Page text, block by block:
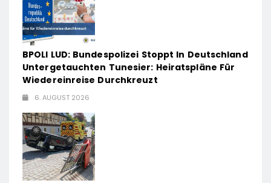
BPOLI LUD: Bundespolizei Stoppt In Deutschland
Untergetauchten Tunesier: Heiratspläne Für
Wiedereinreise Durchkreuzt
6. AUGUST 2026